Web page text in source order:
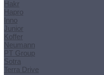
Hakr
Hapro
Inno
Junior
Koffer
Neumann
PT Group
Sotra
Terra Drive